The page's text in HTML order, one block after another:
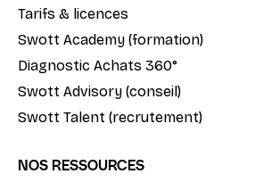
Tarifs & licences
Swott Academy (formation)
Diagnostic Achats 360°
Swott Advisory (conseil)
Swott Talent (recrutement)
NOS RESSOURCES